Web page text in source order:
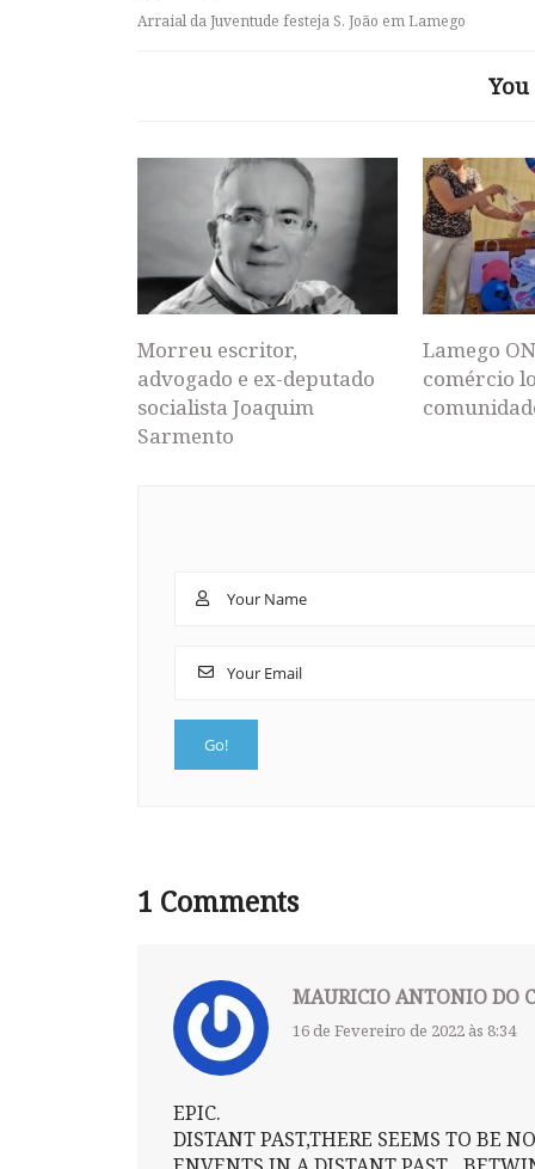
Arraial da Juventude festeja S. João em Lamego
Morreu escritor,
advogado e ex-deputado
socialista Joaquim
Sarmento
Lamego
comércio
1 Comments
MAURICIO ANTONIO DO
16 de Fevereiro de 2022 às 8:34
EPIC.
DISTANT PAST,THERE SEEMS TO BE